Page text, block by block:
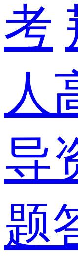
考
人
导
题